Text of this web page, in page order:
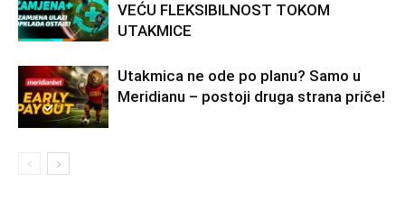
VEĆU FLEKSIBILNOST TOKOM
UTAKMICE
Utakmica ne ode po planu? Samo u
Meridianu – postoji druga strana priče!